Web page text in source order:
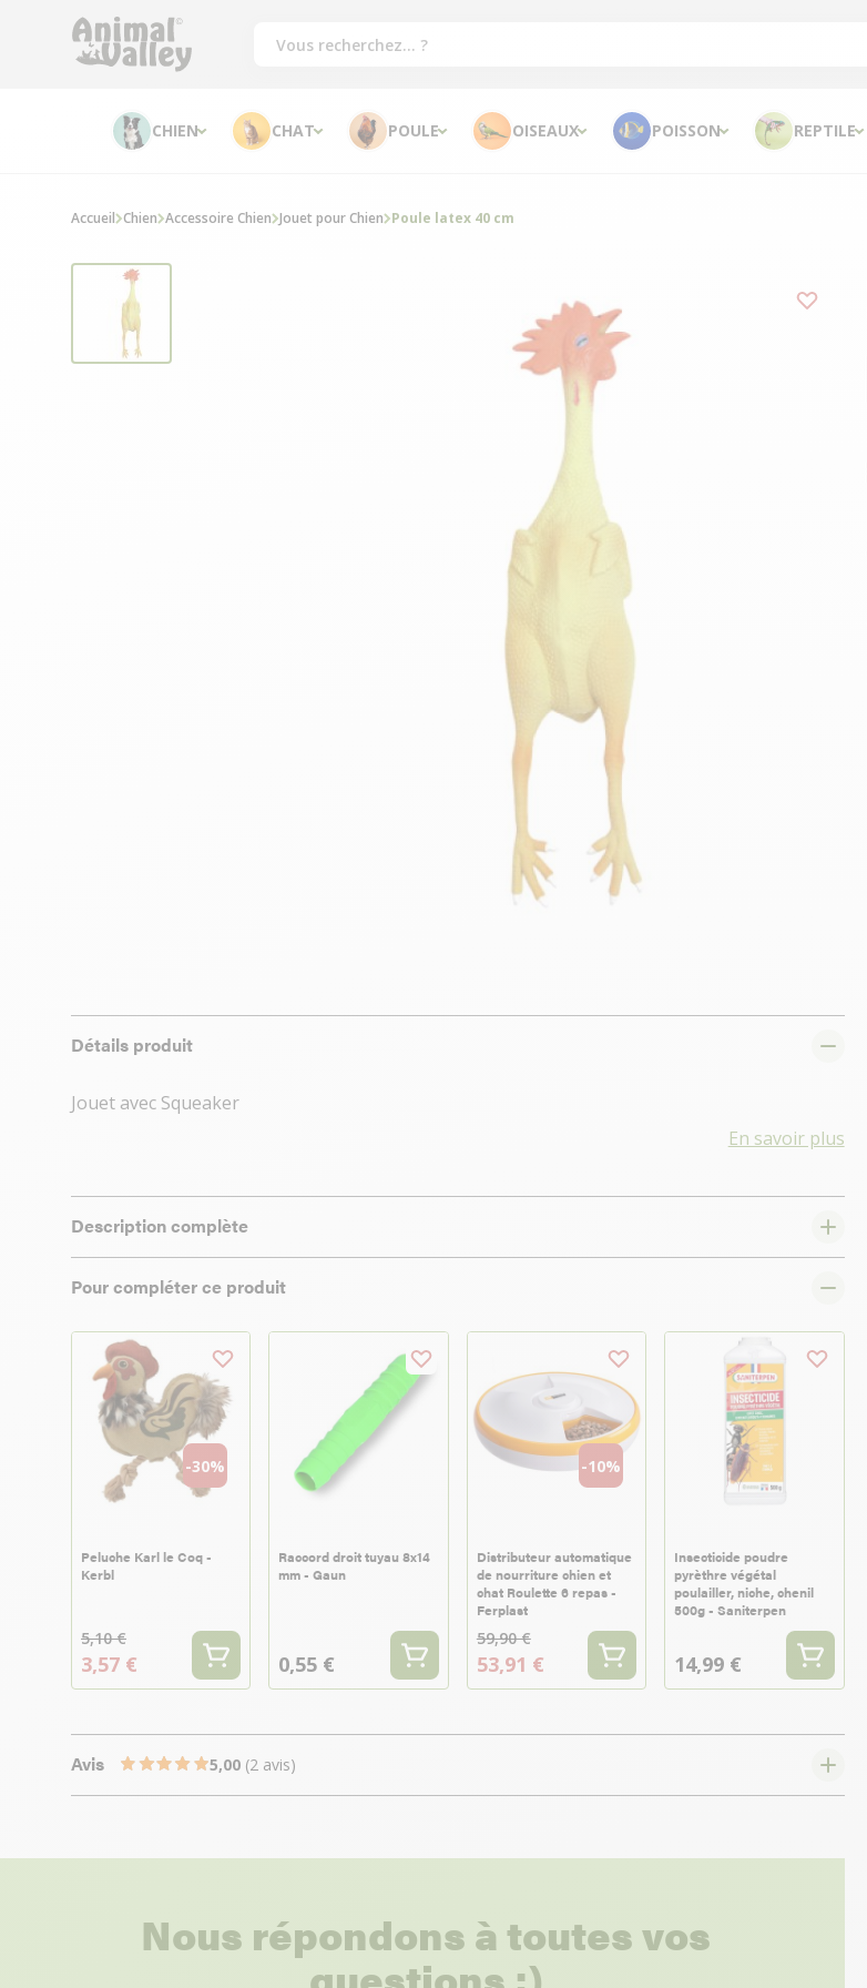
CHIEN CHAT POULE OISEAUX POISSON REPTILE
Détails produit
Jouet avec Squeaker
En savoir plus
Description complète
Pour compléter ce produit
-30%
Peluche Karl le Coq -
Kerbl
5,10 €
3,57 €
Raccord droit tuyau 8x14
mm - Gaun
0,55 €
-10%
Distributeur automatique
de nourriture chien et
chat Roulette 6 repas -
Ferplast
59,90 €
53,91 €
Insecticide poudre
pyrèthre végétal
poulailler, niche, chenil
500g - Saniterpen
14,99 €
Avis 5,00 (2 avis)
Nous répondons à toutes vos
Accueil Chien Accessoire Chien Jouet pour Chien Poule latex 40 cm